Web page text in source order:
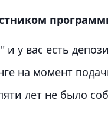
у вас есть
на момент
лет не было